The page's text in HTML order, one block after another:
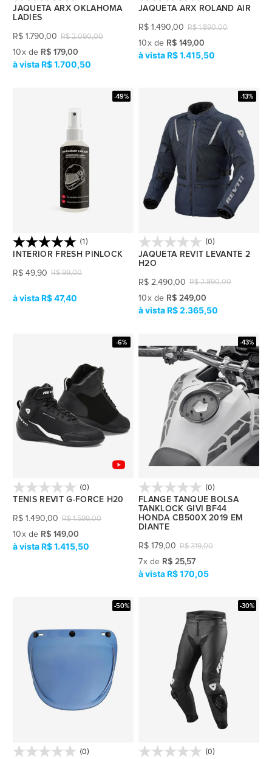
JAQUETA ARX OKLAHOMA
LADIES
R$ 2.090,00
R$ 1.790,00
10x de R$ 179,00
R$ 1.700,50
JAQUETA ARX ROLAND AIR
R$ 1.890,00
R$ 1.490,00
10x de R$ 149,00
R$ 1.415,50
-49%
(1)
INTERIOR FRESH PINLOCK
R$ 99,00
R$ 49,90
R$ 47,40
-13%
(0)
JAQUETA REVIT LEVANTE 2
H2O
R$ 2.890,00
R$ 2.490,00
10x de R$ 249,00
R$ 2.365,50
-6%
(0)
TENIS REVIT G-FORCE H20
R$ 1.599,00
R$ 1.490,00
10x de R$ 149,00
R$ 1.415,50
-43%
(0)
FLANGE TANQUE BOLSA
TANKLOCK GIVI BF44
HONDA CB500X 2019 EM
DIANTE
R$ 319,00
R$ 179,00
7x de R$ 25,57
R$ 170,05
-50%
(0)
-30%
(0)